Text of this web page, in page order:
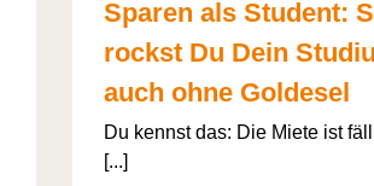
Sparen als Student:
rockst Du Dein
auch ohne Goldesel
Du kennst das: Die Miete ist
[...]